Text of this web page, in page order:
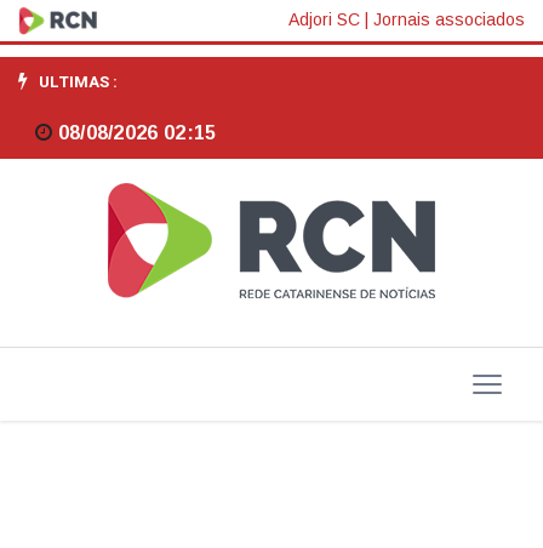
CREA-
SC
lança
Programa
Sustentabilidade
alinhado
Adjori SC Jornais associados
ULTIMAS :
08/08/2026 02:15